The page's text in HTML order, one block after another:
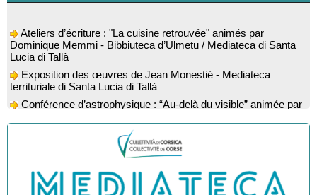
Dominique Memmi - Bibbiuteca d’Ulmetu / Mediateca di Santa
Lucia di Tallà
territuriale di Santa Lucia di Tallà
l’astrophysicien Paul Guerrini - Médiathèque - Pitretu è
Exposition des œuvres de Dominique Malberti Morin :
"Racines, peintures acryliques et aquarelles" - Mediateca
territuriale di Santa Lucia di Tallà
Animation : "Petits lecteurs" - Médiathèque - Pitretu è
Bicchisgià